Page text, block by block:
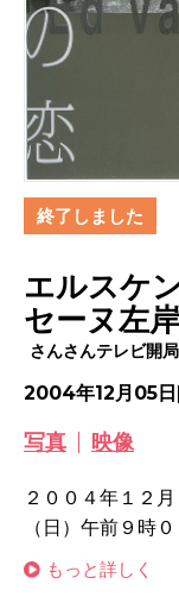
終了しました
エルスケ
セーヌ左
さんさんテレビ開
2004年12月05
写真 映像
２００４年１２
（日）午前９時
もっと詳しく